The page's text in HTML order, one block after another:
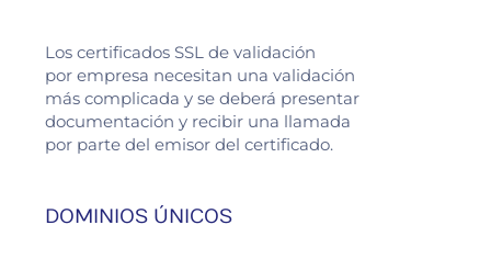
Los certificados SSL de validación
por empresa necesitan una validación
más complicada y se deberá presentar
documentación y recibir una llamada
por parte del emisor del certificado.
DOMINIOS ÚNICOS